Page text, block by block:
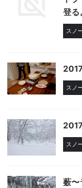
登る
スノ
スノ
スノ
薮〜